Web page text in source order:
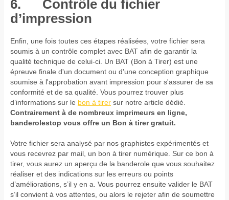
6. Contrôle du fichier
d’impression
Enfin, une fois toutes ces étapes réalisées, votre fichier sera
soumis à un contrôle complet avec BAT afin de garantir la
qualité technique de celui-ci. Un BAT (Bon à Tirer) est une
épreuve finale d'un document ou d'une conception graphique
soumise à l'approbation avant impression pour s'assurer de sa
conformité et de sa qualité. Vous pourrez trouver plus
d’informations sur le bon à tirer sur notre article dédié.
Contrairement à de nombreux imprimeurs en ligne,
banderolestop vous offre un Bon à tirer gratuit.
Votre fichier sera analysé par nos graphistes expérimentés et
vous recevrez par mail, un bon à tirer numérique. Sur ce bon à
tirer, vous aurez un aperçu de la banderole que vous souhaitez
réaliser et des indications sur les erreurs ou points
d’améliorations, s’il y en a. Vous pourrez ensuite valider le BAT
s’il convient à vos attentes, ou alors le rejeter afin de soumettre